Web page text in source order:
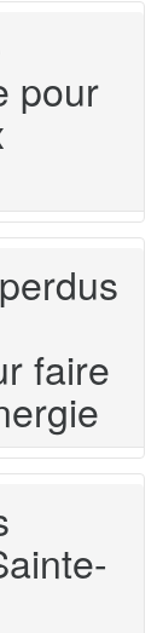
pour
faire